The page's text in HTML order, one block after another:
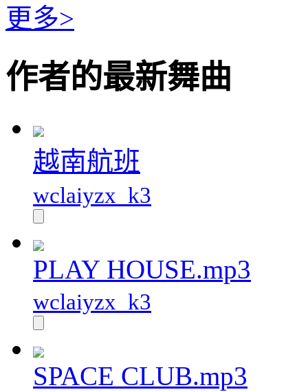
更多>
作者的最新舞曲
越南航班
wclaiyzx_k3
PLAY HOUSE.mp3
wclaiyzx_k3
SPACE CLUB.mp3